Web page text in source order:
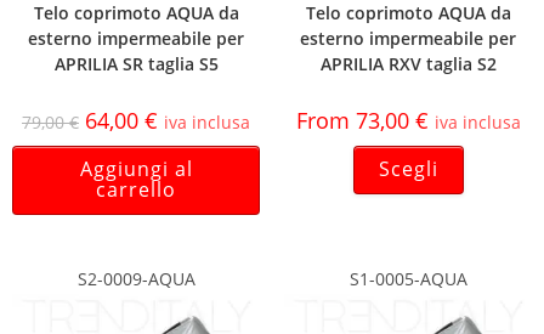
Telo coprimoto AQUA da
esterno impermeabile per
APRILIA SR taglia S5
79,00€ 64,00 € iva inclusa
Aggiungi al
carrello
Telo coprimoto AQUA da
esterno impermeabile per
APRILIA RXV taglia S2
From 73,00 € iva inclusa
Scegli
S2-0009-AQUA S1-0005-AQUA